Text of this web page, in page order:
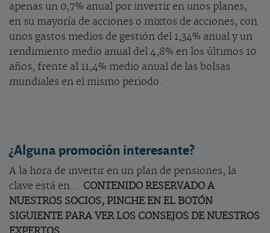
apenas un 0,7% anual por invertir en unos planes,
en su mayoría de acciones o mixtos de acciones, con
unos gastos medios de gestión del 1,34% anual y un
rendimiento medio anual del 4,8% en los últimos 10
años, frente al 11,4% medio anual de las bolsas
mundiales en el mismo periodo.
¿Alguna promoción interesante?
A la hora de invertir en un plan de pensiones, la
clave está en... CONTENIDO RESERVADO A
NUESTROS SOCIOS, PINCHE EN EL BOTÓN
SIGUIENTE PARA VER LOS CONSEJOS DE NUESTROS